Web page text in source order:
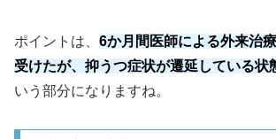
ポイントは、 6か月間医師による外来治
受けたが、抑うつ症状が遷延している状
いう部分になりますね。